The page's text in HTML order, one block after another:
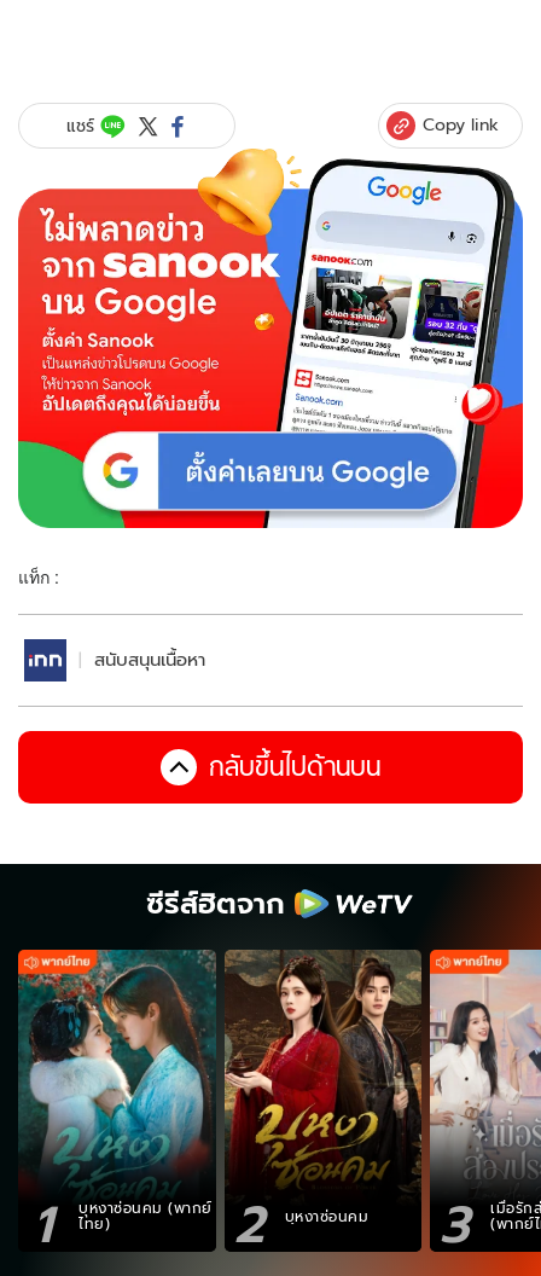
แชร์ Copy link
แท็ก :
สนับสนุนเนื้อหา
กลับขึ้นไปด้านบน
ซีรีส์ฮิตจาก
1 บุหงาซ่อนคม (พากย์
ไทย) 2 บุหงาซ่อนคม 3 เมื่อรัก
(พากย์